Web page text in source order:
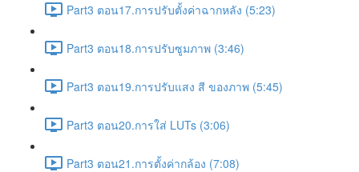
Part3 ตอน17.การปรับตั้งค่าฉากหลัง (5:23)
Part3 ตอน18.การปรับซูมภาพ (3:46)
Part3 ตอน19.การปรับแสง สี ของภาพ (5:45)
Part3 ตอน20.การใส่ LUTs (3:06)
Part3 ตอน21.การตั้งค่ากล้อง (7:08)